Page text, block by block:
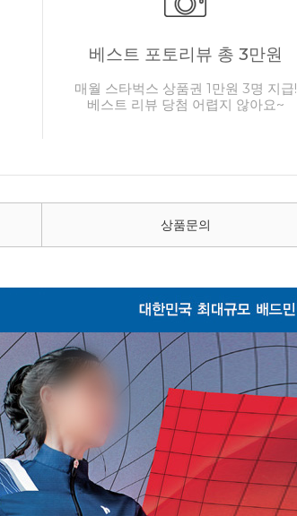
베스트 포토리뷰 총 3만원
매월 스타벅스 상품권 1만원 3명 지급!
베스트 리뷰 당첨 어렵지 않아요~
상품문의